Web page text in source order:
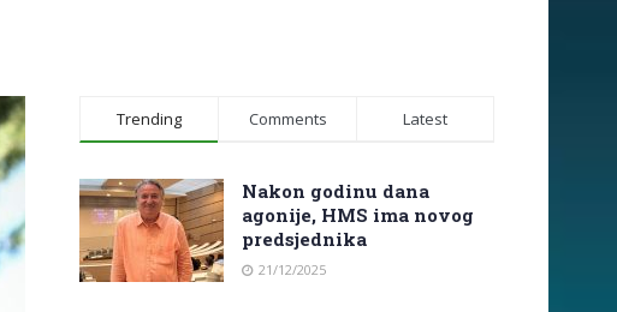
Trending Comments Latest
Nakon godinu dana
agonije, HMS ima novog
predsjednika
21/12/2025